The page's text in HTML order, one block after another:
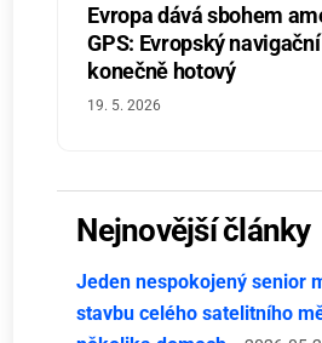
Evropa dává sbohem
GPS: Evropský
konečně hotový
19. 5. 2026
Nejnovější články
Jeden nespokojený senior
stavbu celého satelitního